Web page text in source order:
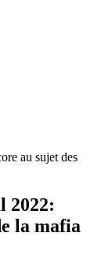
au sujet des
2022:
la mafia